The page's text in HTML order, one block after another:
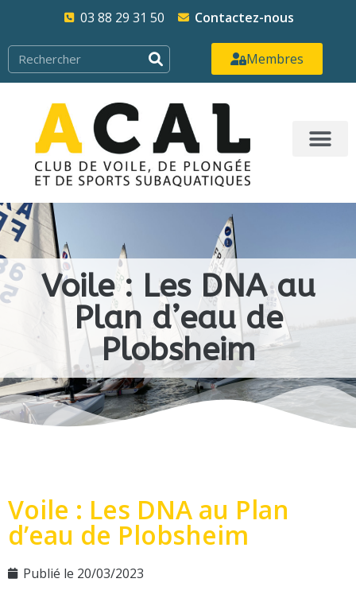
03 88 29 31 50 Contactez-nous
Membres
Voile : Les DNA au
Plan d’eau de
Plobsheim
Voile : Les DNA au Plan
d’eau de Plobsheim
Publié le 20/03/2023